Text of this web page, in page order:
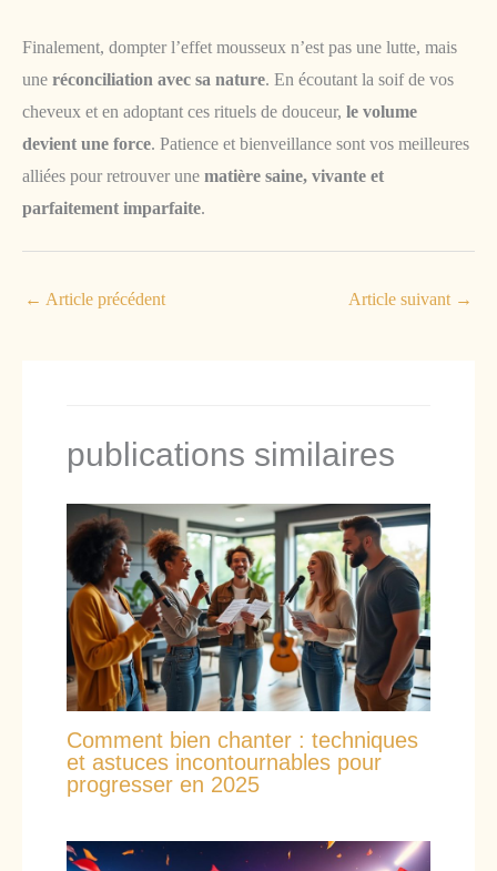
Finalement, dompter l’effet mousseux n’est pas une lutte, mais
une réconciliation avec sa nature. En écoutant la soif de vos
cheveux et en adoptant ces rituels de douceur, le volume
devient une force. Patience et bienveillance sont vos meilleures
alliées pour retrouver une matière saine, vivante et
parfaitement imparfaite.
← Article précédent Article suivant →
publications similaires
Comment bien chanter : techniques
et astuces incontournables pour
progresser en 2025